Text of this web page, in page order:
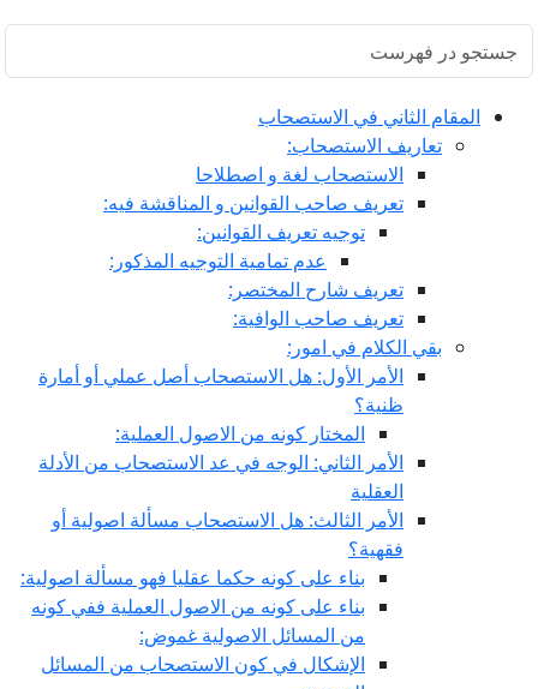
المقام الثاني في الاستصحاب
تعاريف الاستصحاب:
الاستصحاب لغة و اصطلاحا
تعريف صاحب القوانين و المناقشة فيه:
توجيه تعريف القوانين:
عدم تمامية التوجيه المذكور:
تعريف شارح المختصر:
تعريف صاحب الوافية:
بقي الكلام في امور:
الأمر الأول: هل الاستصحاب أصل عملي أو أمارة
ظنية؟
المختار كونه من الاصول العملية:
الأمر الثاني: الوجه في عد الاستصحاب من الأدلة
العقلية
الأمر الثالث: هل الاستصحاب مسألة اصولية أو
فقهية؟
بناء على كونه حكما عقليا فهو مسألة اصولية:
بناء على كونه من الاصول العملية ففي كونه
من المسائل الاصولية غموض:
الإشكال في كون الاستصحاب من المسائل